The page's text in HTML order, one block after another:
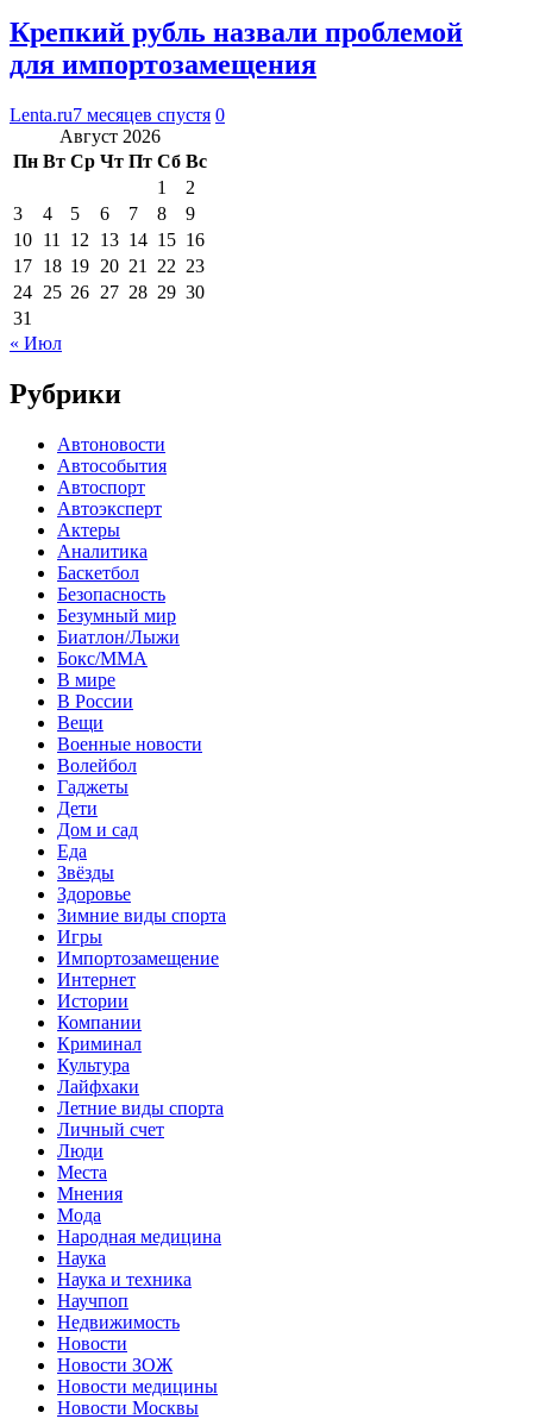
Крепкий рубль назвали проблемой
для импортозамещения
Lenta.ru7 месяцев спустя 0
Август 2026
Пн Вт Ср Чт Пт Сб Вс
1
2
3
4 5 6 7 8
9
10 11 12 13 14 15 16
17 18 19 20 21 22 23
24 25 26 27 28 29 30
31
« Июл
Рубрики
Автоновости
Автособытия
Автоспорт
Автоэксперт
Актеры
Аналитика
Баскетбол
Безопасность
Безумный мир
Биатлон/Лыжи
Бокс/MMA
В мире
В России
Вещи
Военные новости
Волейбол
Гаджеты
Дети
Дом и сад
Еда
Звёзды
Здоровье
Зимние виды спорта
Игры
Импортозамещение
Интернет
Истории
Компании
Криминал
Культура
Лайфхаки
Летние виды спорта
Личный счет
Люди
Места
Мнения
Мода
Народная медицина
Наука
Наука и техника
Научпоп
Недвижимость
Новости
Новости ЗОЖ
Новости медицины
Новости Москвы